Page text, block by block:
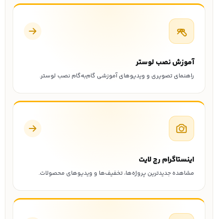
آموزش نصب لوستر
راهنمای تصویری و ویدیوهای آموزشی گام‌به‌گام نصب لوستر.
اینستاگرام رچ لایت
مشاهده جدیدترین پروژه‌ها، تخفیف‌ها و ویدیوهای محصولات.